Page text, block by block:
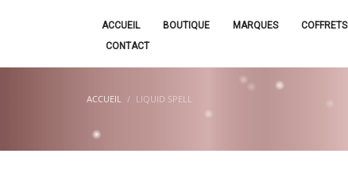
ACCUEIL BOUTIQUE MARQUES
COFFRETS
CONTACT
ACCUEIL LIQUID SPELL